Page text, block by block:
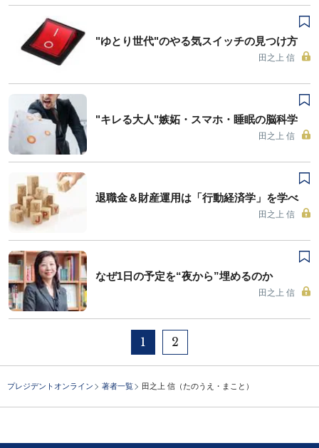
"ゆとり世代"のやる気スイッチの見つけ方
田之上 信
"キレる大人"嫉妬・スマホ・睡眠の脳科学
田之上 信
退職金＆財産運用は「行動経済学」を学べ
田之上 信
なぜ1日の予定を“夜から”埋めるのか
田之上 信
1 2
プレジデントオンライン 著者一覧 田之上 信（たのうえ・まこと）